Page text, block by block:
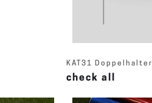
KAT31 Doppelhalter
check all